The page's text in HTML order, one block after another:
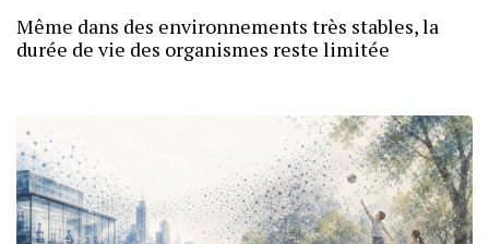
Même dans des environnements très stables, la
durée de vie des organismes reste limitée